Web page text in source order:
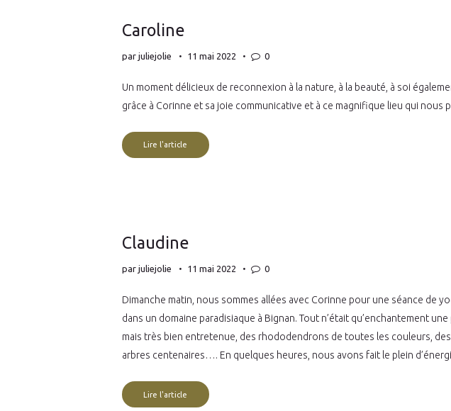
Caroline
par juliejolie 11 mai 2022 0
Un moment délicieux de reconnexion à la nature, à la beauté, à soi
grâce à Corinne et sa joie communicative et à ce magnifique lieu qui nous
Lire l'article
Claudine
par juliejolie 11 mai 2022 0
Dimanche matin, nous sommes allées avec Corinne pour une séance de
dans un domaine paradisiaque à Bignan. Tout n’était qu’enchantement
mais très bien entretenue, des rhododendrons de toutes les couleurs, des
arbres centenaires…. En quelques heures, nous avons fait le plein
Lire l'article